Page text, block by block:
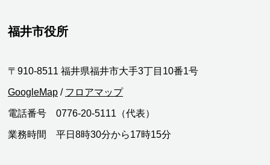
福井市役所
〒910-8511 福井県福井市大手3丁目10番1号
GoogleMap / フロアマップ
電話番号 0776-20-5111（代表）
業務時間 平日8時30分から17時15分